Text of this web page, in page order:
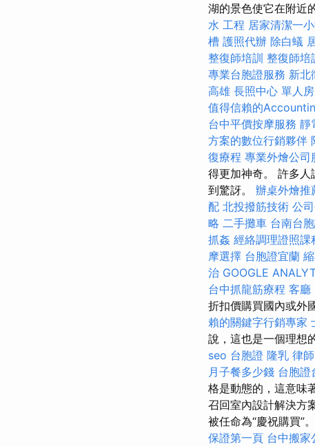
湖的景色使它在附近
水 工程 居家清潔一
槽 護照代辦 除白蟻
整復師培訓 整復師培
專業台胞證服務 新北
高雄 長照中心 單人房
值得信賴的
台中平價按摩服務 靜
方案的數位行銷夥伴
復療程 專業外燴公司
得更加神奇。 許多
到驚訝。 辦桌外燴推
配 北投撥筋技術 公
略 二手攤車 台南台
抓姦 經絡調理證照課
摩選擇 台胞證宜蘭
治 GOOGLE
台中抓龍筋療程 客廳
折扣價購買國內或外
賴的關鍵字行銷專家
說，這也是一個理想
seo 台胞證 隆乳 律師
月子餐多少錢 台胞證
格是動態的，這意味
召回室內設計解決方
被任命為“慶祝購買”
保證第一頁 台中搬家